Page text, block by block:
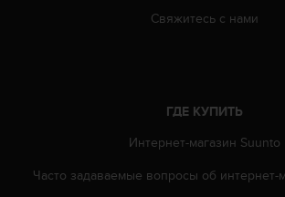
Свяжитесь с нами
ГДЕ КУПИТЬ
Интернет-магазин Suunto
Часто задаваемые вопросы oб интернет-